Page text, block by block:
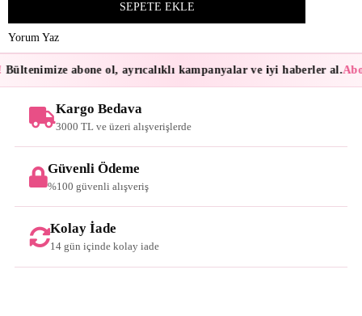
Yorum Yaz
Bültenimize abone ol, ayrıcalıklı kampanyalar ve iyi haberler al.
Kargo Bedava
3000 TL ve üzeri alışverişlerde
Güvenli Ödeme
%100 güvenli alışveriş
Kolay İade
14 gün içinde kolay iade